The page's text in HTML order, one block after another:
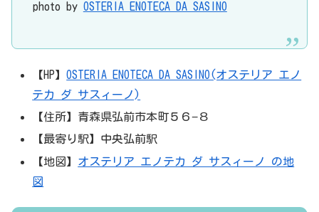
photo by OSTERIA ENOTECA DA SASINO
【HP】OSTERIA ENOTECA DA SASINO(オステリア エノ
テカ ダ サスィーノ)
【住所】青森県弘前市本町５６−８
【最寄り駅】中央弘前駅
【地図】 オステリア エノテカ ダ サスィーノ の地
図